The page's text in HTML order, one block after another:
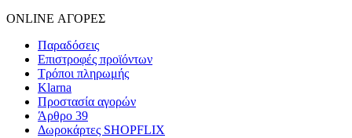
ONLINE ΑΓΟΡΕΣ
Παραδόσεις
Επιστροφές προϊόντων
Τρόποι πληρωμής
Klarna
Προστασία αγορών
Άρθρο 39
Δωροκάρτες SHOPFLIX